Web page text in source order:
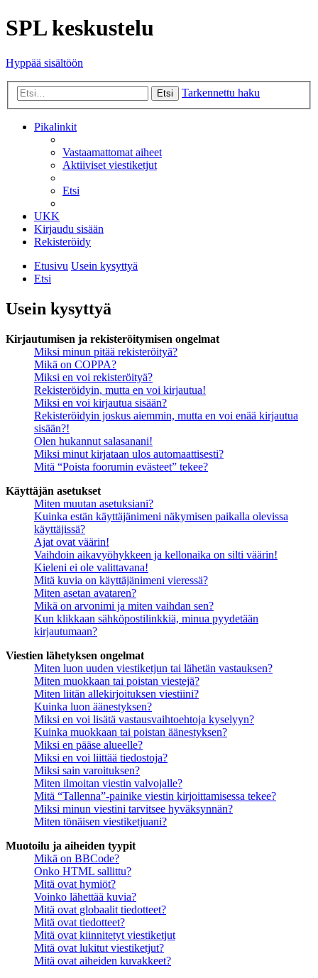
SPL keskustelu
Hyppää sisältöön
Etsi Tarkennettu haku
Pikalinkit
Vastaamattomat aiheet
Aktiiviset viestiketjut
Etsi
UKK
Kirjaudu sisään
Rekisteröidy
Etusivu Usein kysyttyä
Etsi
Usein kysyttyä
Kirjautumisen ja rekisteröitymisen ongelmat
Miksi minun pitää rekisteröityä?
Mikä on COPPA?
Miksi en voi rekisteröityä?
Rekisteröidyin, mutta en voi kirjautua!
Miksi en voi kirjautua sisään?
Rekisteröidyin joskus aiemmin, mutta en voi enää kirjautua
sisään?!
Olen hukannut salasanani!
Miksi minut kirjataan ulos automaattisesti?
Mitä “Poista foorumin evästeet” tekee?
Käyttäjän asetukset
Miten muutan asetuksiani?
Kuinka estän käyttäjänimeni näkymisen paikalla olevissa
käyttäjissä?
Ajat ovat väärin!
Vaihdoin aikavyöhykkeen ja kellonaika on silti väärin!
Kieleni ei ole valittavana!
Mitä kuvia on käyttäjänimeni vieressä?
Miten asetan avataren?
Mikä on arvonimi ja miten vaihdan sen?
Kun klikkaan sähköpostilinkkiä, minua pyydetään
kirjautumaan?
Viestien lähetyksen ongelmat
Miten luon uuden viestiketjun tai lähetän vastauksen?
Miten muokkaan tai poistan viestejä?
Miten liitän allekirjoituksen viestiini?
Kuinka luon äänestyksen?
Miksi en voi lisätä vastausvaihtoehtoja kyselyyn?
Kuinka muokkaan tai poistan äänestyksen?
Miksi en pääse alueelle?
Miksi en voi liittää tiedostoja?
Miksi sain varoituksen?
Miten ilmoitan viestin valvojalle?
Mitä “Tallenna”-painike viestin kirjoittamisessa tekee?
Miksi minun viestini tarvitsee hyväksynnän?
Miten tönäisen viestiketjuani?
Muotoilu ja aiheiden tyypit
Mikä on BBCode?
Onko HTML sallittu?
Mitä ovat hymiöt?
Voinko lähettää kuvia?
Mitä ovat globaalit tiedotteet?
Mitä ovat tiedotteet?
Mitä ovat kiinnitetyt viestiketjut
Mitä ovat lukitut viestiketjut?
Mitä ovat aiheiden kuvakkeet?